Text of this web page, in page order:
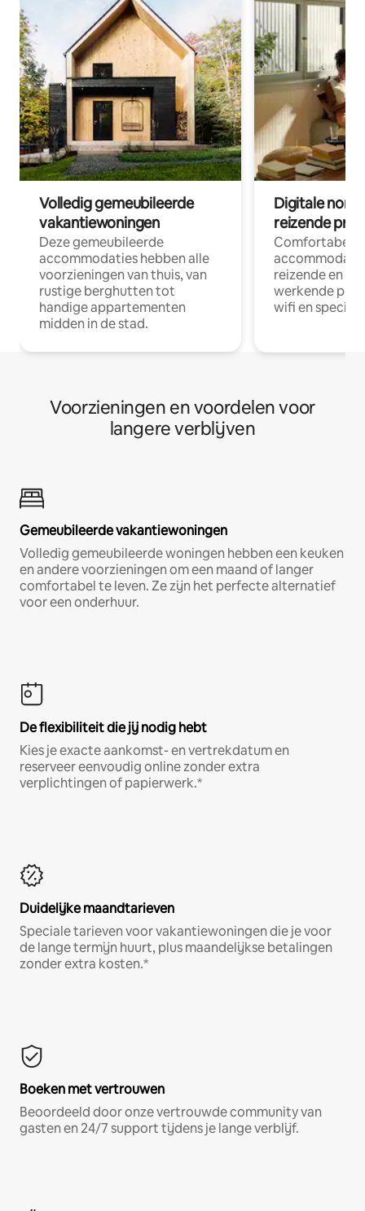
Volledig gemeubileerde
vakantiewoningen
Deze gemeubileerde
accommodaties hebben alle
voorzieningen van thuis, van
rustige berghutten tot
handige appartementen
midden in de stad.
Digitale
reizende
Comfortabele
reizende en
werkende
wifi en
Voorzieningen en voordelen voor
langere verblijven
Gemeubileerde vakantiewoningen
Volledig gemeubileerde woningen hebben een keuken
en andere voorzieningen om een maand of langer
comfortabel te leven. Ze zijn het perfecte alternatief
voor een onderhuur.
De flexibiliteit die jij nodig hebt
Kies je exacte aankomst- en vertrekdatum en
reserveer eenvoudig online zonder extra
verplichtingen of papierwerk.*
Duidelijke maandtarieven
Speciale tarieven voor vakantiewoningen die je voor
de lange termijn huurt, plus maandelijkse betalingen
zonder extra kosten.*
Boeken met vertrouwen
Beoordeeld door onze vertrouwde community van
gasten en 24/7 support tijdens je lange verblijf.